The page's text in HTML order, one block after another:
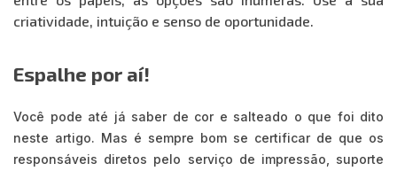
criatividade, intuição e senso de oportunidade.
Espalhe por aí!
Você pode até já saber de cor e salteado o que foi dito
neste artigo. Mas é sempre bom se certificar de que os
responsáveis diretos pelo serviço de impressão, suporte